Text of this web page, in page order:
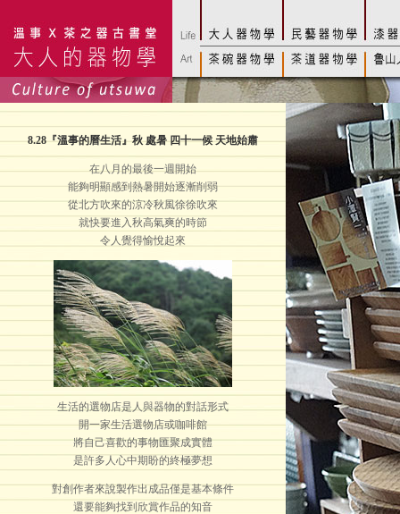
8.28『溫事的曆生活』秋 處暑 四十一候 天地始肅
在八月的最後一週開始
能夠明顯感到熱暑開始逐漸削弱
從北方吹來的涼冷秋風徐徐吹來
就快要進入秋高氣爽的時節
令人覺得愉悅起來
生活的選物店是人與器物的對話形式
開一家生活選物店或咖啡館
將自己喜歡的事物匯聚成實體
是許多人心中期盼的終極夢想
對創作者來說製作出成品僅是基本條件
還要能夠找到欣賞作品的知音